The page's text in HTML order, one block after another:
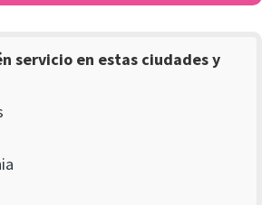
servicio en estas ciudades y